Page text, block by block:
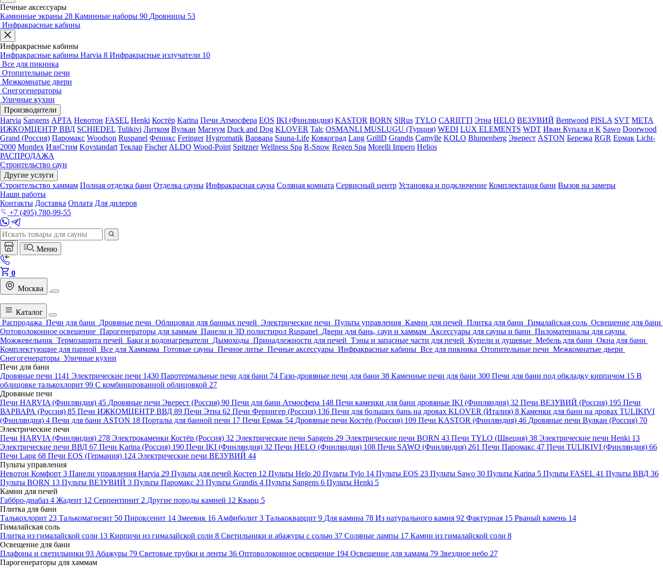
Печные аксессуары
Каминные экраны 28 Каминные наборы 90 Дровницы 53
Инфракрасные кабины
Инфракрасные кабины
Инфракрасные кабины Harvia 8 Инфракрасные излучатели 10
Все для пикника
Отопительные печи
Межкомнатые двери
Снегогенераторы
Уличные кухни
Производители
Harvia Sangens АРТА Невотон FASEL Henki Костёр Karina Печи Атмосфера EOS IKI (Финляндия) KASTOR BORN SlRus TYLO CARIITTI Этна HELO ВЕЗУВИЙ Bentwood PISLA SVT МЕТА
ИЖКОМЦЕНТР ВВД SCHIEDEL Tulikivi Литком Вулкан Магнум Duck and Dog KLOVER Talc OSMANLI MUSLUGU (Турция) WEDI LUX ELEMENTS WDT Иван Купала и К Sawo Doorwood
Grand (Россия) Паромакс Woodson Ruspanel Феникс Feringer Hygromatik Варвара Sauna-Life Ковкоград Lang GrillD Grandis Camylle KOLO Blumenberg Эверест ASTON Березка RGR Ермак Licht-
2000 Mondex ИзиСтим Kovstandart Теклар Fischer ALDO Wood-Point Spitzner Wellness Spa R-Snow Regen Spa Morelli Impero Helios
РАСПРОДАЖА
Строительство саун
Другие услуги
Строительство хаммам Полная отделка бани Отделка сауны Инфракрасная сауна Соляная комната Сервисный центр Установка и подключение Комплектация бани Вызов на замеры
Наши работы
Контакты Доставка Оплата Для дилеров
+7 (495) 780-99-55
Меню
0
Москва
Каталог
Распродажа Печи для бани Дровяные печи Облицовки для банных печей Электрические печи Пульты управления Камни для печей Плитка для бани Гималайская соль Освещение для бани
Оптоволоконное освещение Парогенераторы для хаммам Панели и 3D полистирол Ruspanel Двери для бань, саун и хаммам Аксессуары для сауны и бани Пиломатериалы для сауны
Можжевельник Термозащита печей Баки и водонагреватели Дымоходы Принадлежности для печей Тэны и запасные части для печей Купели и душевые Мебель для бани Окна для бани
Комплектующие для парной Все для Хаммама Готовые сауны Печное литье Печные аксессуары Инфракрасные кабины Все для пикника Отопительные печи Межкомнатые двери
Снегогенераторы Уличные кухни
Печи для бани
Дровяные печи 1141 Электрические печи 1430 Паротермальные печи для бани 74 Газо-дровяные печи для бани 38 Каменные печи для бани 300 Печи для бани под обкладку кирпичом 15 В
облицовке талькохлорит 99 С комбинированной облицовкой 27
Дровяные печи
Печи HARVIA (Финляндия) 45 Дровяные печи Эверест (Россия) 90 Печи для бани Атмосфера 148 Печи каменки для бани дровяные IKI (Финляндия) 32 Печи ВЕЗУВИЙ (Россия) 195 Печи
ВАРВАРА (Россия) 85 Печи ИЖКОМЦЕНТР ВВД 89 Печи Этна 62 Печи Ферингер (Россия) 136 Печи для больших бань на дровах KLOVER (Италия) 8 Каменки для бани на дровах TULIKIVI
(Финляндия) 4 Печи для бани ASTON 18 Порталы для банной печи 17 Печи Ермак 54 Дровяные печи Костёр (Россия) 109 Печи KASTOR (Финляндия) 46 Дровяные печи Вулкан (Россия) 70
Электрические печи
Печи HARVIA (Финляндия) 278 Электрокаменки Костёр (Россия) 32 Электрические печи Sangens 29 Электрические печи BORN 43 Печи TYLO (Швеция) 38 Электрические печи Henki 13
Электрические печи ВВД 67 Печи Karina (Россия) 190 Печи IKI (Финляндия) 32 Печи HELO (Финляндия) 108 Печи SAWO (Финляндия) 261 Печи Паромакс 47 Печи TULIKIVI (Финляндия) 66
Печи Lang 68 Печи EOS (Германия) 124 Электрические печи ВЕЗУВИЙ 44
Пульты управления
Невотон Комфорт 3 Панели управления Harvia 29 Пульты для печей Костер 12 Пульты Helo 20 Пульты Tylo 14 Пульты EOS 23 Пульты Sawo 30 Пульты Karina 5 Пульты FASEL 41 Пульты ВВД 36
Пульты BORN 13 Пульты ВЕЗУВИЙ 3 Пульты Паромакс 23 Пульты Grandis 4 Пульты Sangens 6 Пульты Henki 5
Камни для печей
Габбро-диабаз 4 Жадеит 12 Серпентинит 2 Другие породы камней 12 Кварц 5
Плитка для бани
Талькохлорит 23 Талькомагнезит 50 Пироксенит 14 Змеевик 16 Амфиболит 3 Талькокварцит 9 Для камина 78 Из натурального камня 92 Фактурная 15 Рваный камень 14
Гималайская соль
Плитка из гималайской соли 13 Кирпичи из гималайской соли 8 Светильники и абажуры с солью 37 Соляные лампы 17 Камни из гималайской соли 8
Освещение для бани
Плафоны и светильники 93 Абажуры 79 Световые трубки и ленты 36 Оптоволоконное освещение 194 Освещение для хамама 79 Звездное небо 27
Парогенераторы для хаммам